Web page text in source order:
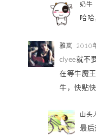
奶牛
哈
雅岚 2010
clyee就不
在等牛魔
牛，快贴
山头
最后